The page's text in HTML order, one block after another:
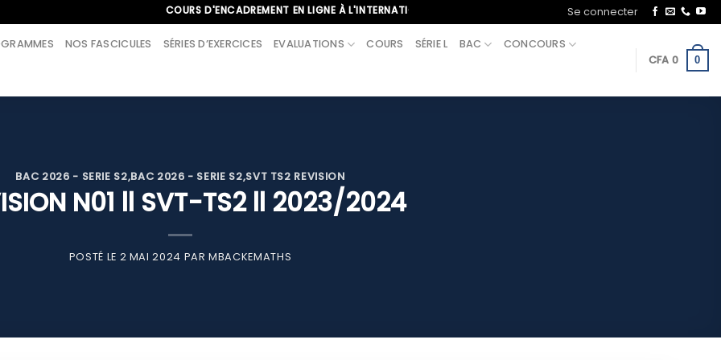
COURS D'ENCADREMENT EN LIGNE À L'INTERNATIONAL, APPELEZ-NOUS AU+221 70 713 09 21Se connecter
NOS FASCICULES SÉRIES D’EXERCICES EVALUATIONS COURS SÉRIE L BAC CONCOURS
CFA 0 0
BAC 2026 - SERIE S2,BAC 2026 - SERIE S2,SVT TS2 REVISION
N01 ll SVT-TS2 ll 2023/2024
POSTÉ LE 2 MAI 2024 PARMBACKEMATHS